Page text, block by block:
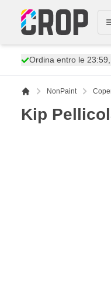
Ordina entro le 23:59,
NonPaint
Kip